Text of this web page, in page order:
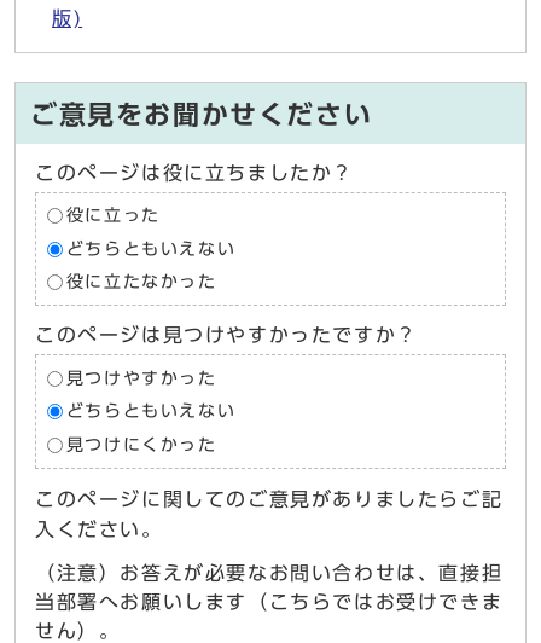
版)
ご意見をお聞かせください
このページは役に立ちましたか？
役に立った
どちらともいえない
役に立たなかった
このページは見つけやすかったですか？
見つけやすかった
どちらともいえない
見つけにくかった
このページに関してのご意見がありましたらご記
入ください。
（注意）お答えが必要なお問い合わせは、直接担
当部署へお願いします（こちらではお受けできま
せん）。